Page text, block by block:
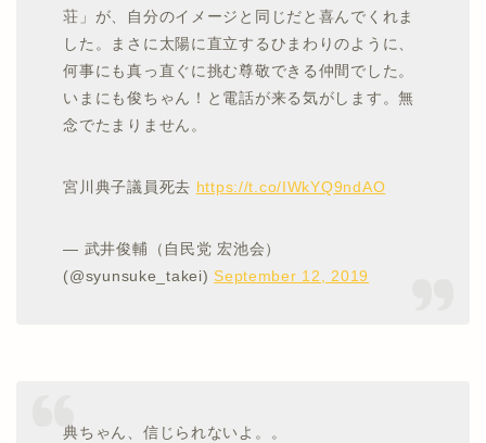
荘」が、自分のイメージと同じだと喜んでくれま
した。まさに太陽に直立するひまわりのように、
何事にも真っ直ぐに挑む尊敬できる仲間でした。
いまにも俊ちゃん！と電話が来る気がします。無
念でたまりません。
宮川典子議員死去 https://t.co/IWkYQ9ndAO
— 武井俊輔（自民党 宏池会）
(@syunsuke_takei) September 12, 2019
典ちゃん、信じられないよ。。